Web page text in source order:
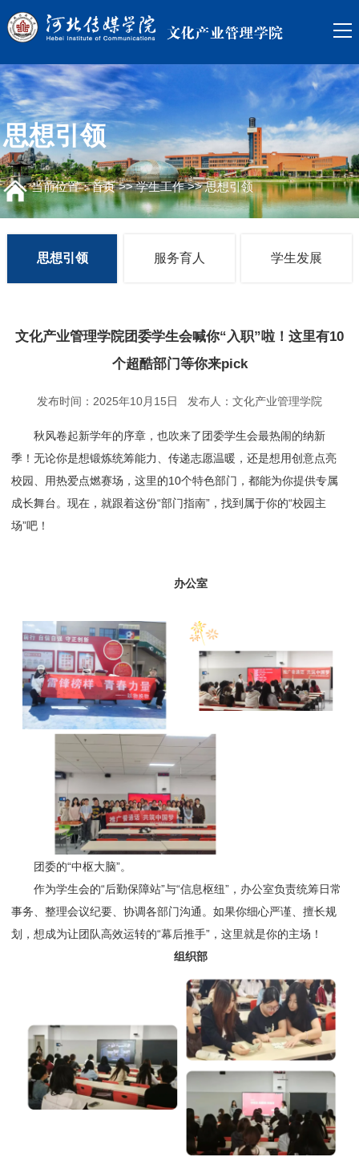
思想引领
当前位置：首页>>学生工作>>思想引领
思想引领 服务育人 学生发展
文化产业管理学院团委学生会喊你“入职”啦！这里有10
个超酷部门等你来pick
发布时间：2025年10月15日 发布人：文化产业管理学院
秋风卷起新学年的序章，也吹来了团委学生会最热闹的纳新
季！无论你是想锻炼统筹能力、传递志愿温暖，还是想用创意点亮
校园、用热爱点燃赛场，这里的10个特色部门，都能为你提供专属
成长舞台。现在，就跟着这份“部门指南”，找到属于你的“校园主
场”吧！
办公室
团委的“中枢大脑”。
作为学生会的“后勤保障站”与“信息枢纽”，办公室负责统筹日常
事务、整理会议纪要、协调各部门沟通。如果你细心严谨、擅长规
划，想成为让团队高效运转的“幕后推手”，这里就是你的主场！
组织部